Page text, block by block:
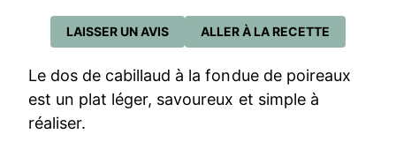
ALLER À LA RECETTE
LAISSER UN AVIS
Le dos de cabillaud à la fondue de poireaux
est un plat léger, savoureux et simple à
réaliser.